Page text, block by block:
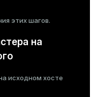
этих шагов.
на
исходном хосте